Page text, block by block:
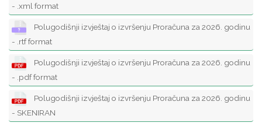
- .xml format
Polugodišnji izvještaj o izvršenju Proračuna za 2026. godinu
- .rtf format
Polugodišnji izvještaj o izvršenju Proračuna za 2026. godinu
- .pdf format
Polugodišnji izvještaj o izvršenju Proračuna za 2026. godinu
- SKENIRAN